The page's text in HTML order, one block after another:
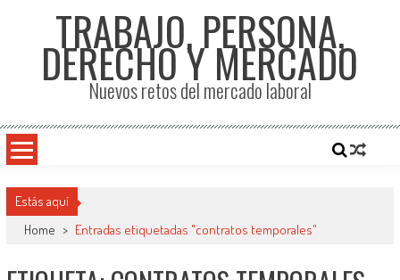
TRABAJO, PERSONA,
DERECHO Y MERCADO
Nuevos retos del mercado laboral
Estás aquí
Home > Entradas etiquetadas "contratos temporales"